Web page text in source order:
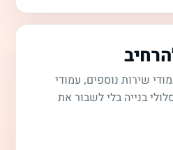
שירות נוספים, עמודי
בנייה בלי לשבור את